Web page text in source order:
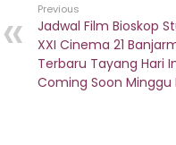
Previous
Jadwal Film Bioskop
XXI Cinema 21
Terbaru Tayang Hari
Coming Soon Minggu